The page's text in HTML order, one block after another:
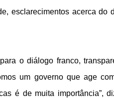
esclarecimentos acerca do
o diálogo franco,
um governo que age
é de muita importância”,